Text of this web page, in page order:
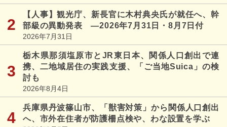
【人事】観光庁、新長官に木村典央氏が就任へ、幹
部級の異動発表 ―2026年7月31日・8月7日付
2026年7月31日
栃木県那須塩原市とJR東日本、関係人口創出で連
携、二地域居住の実践支援、「ご当地Suica」の検
討も
2026年8月4日
兵庫県丹波篠山市、「獣害対策」から関係人口創出
へ、市外在住者が防護柵点検や、わな設置を学ぶ